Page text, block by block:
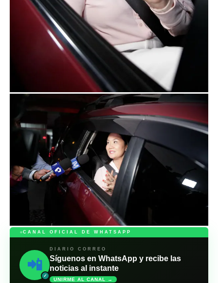
CANAL OFICIAL DE WHATSAPP
📲
✓
DIARIO CORREO
Síguenos en WhatsApp y recibe las
noticias al instante
UNIRME AL CANAL →